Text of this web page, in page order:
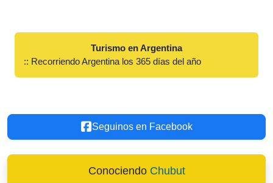
Turismo en Argentina
:: Recorriendo Argentina los 365 días del año
Seguinos en Facebook
Conociendo Chubut